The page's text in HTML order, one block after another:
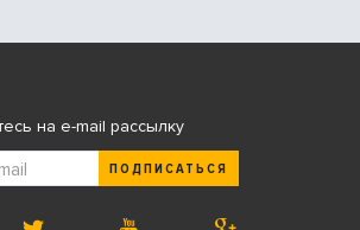
на e-mail рассылку
ПОДПИСАТЬСЯ